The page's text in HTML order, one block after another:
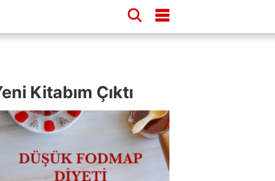
Kitabım Çıktı